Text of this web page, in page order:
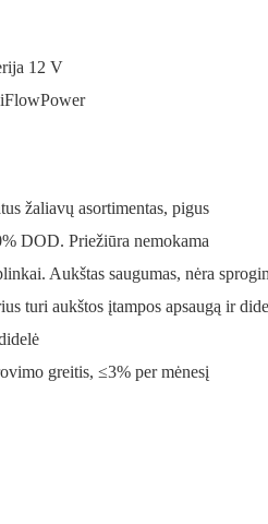
žaliavų asortimentas, pigus
DOD. Priežiūra nemokama
Aukštas saugumas, nėra
turi aukštos įtampos apsaugą ir
greitis, ≤3% per mėnesį